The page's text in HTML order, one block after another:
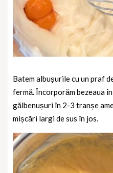
Batem albușurile cu un praf
fermă. Încorporăm bezeaua
gălbenușuri în 2-3 tranșe
mișcări largi de sus în jos.